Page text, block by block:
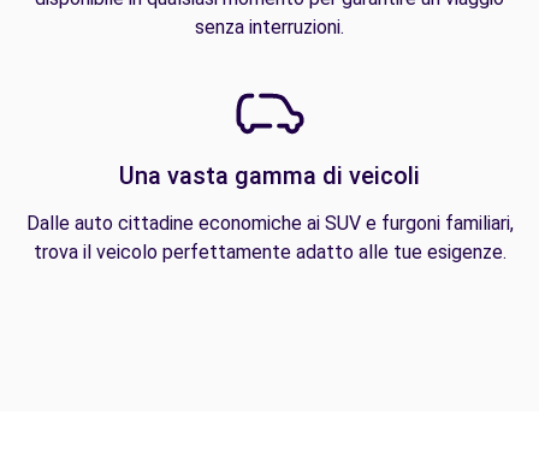
senza interruzioni.
Una vasta gamma di veicoli
Dalle auto cittadine economiche ai SUV e furgoni familiari,
trova il veicolo perfettamente adatto alle tue esigenze.